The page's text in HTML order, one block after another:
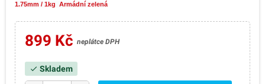
1.75mm / 1kg Armádní zelená
899 Kč neplátce DPH
check Skladem